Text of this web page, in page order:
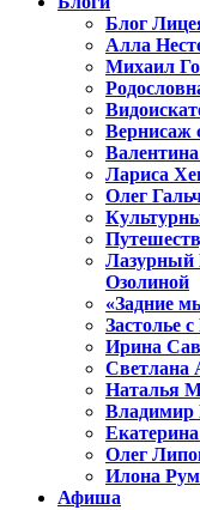
Блог
Алла
Михаил
Вернисаж
Лариса
Олег
Лазурный
Озолиной
«Задние
Застолье
Ирина
Светлана
Наталья
Владимир
Олег
Илона
Афиша